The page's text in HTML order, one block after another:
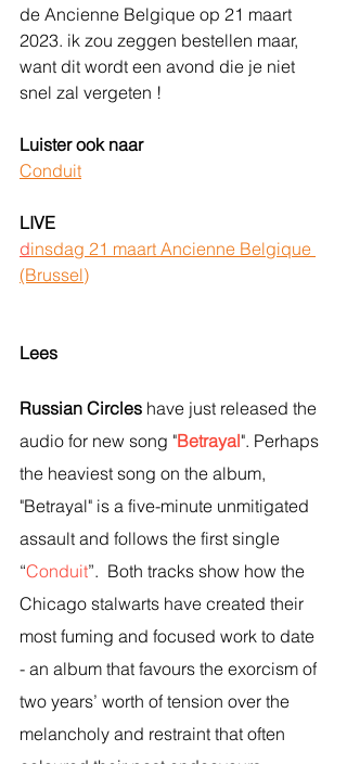
de Ancienne Belgique op 21 maart
2023. ik zou zeggen bestellen maar,
want dit wordt een avond die je niet
snel zal vergeten !
Luister ook naar
Conduit
LIVE
dinsdag 21 maart Ancienne Belgique
(Brussel)
Lees
Russian Circles have just released the
audio for new song "Betrayal". Perhaps
the heaviest song on the album,
"Betrayal" is a five-minute unmitigated
assault and follows the first single
“Conduit”.  Both tracks show how the
Chicago stalwarts have created their
most fuming and focused work to date
- an album that favours the exorcism of
two years’ worth of tension over the
melancholy and restraint that often